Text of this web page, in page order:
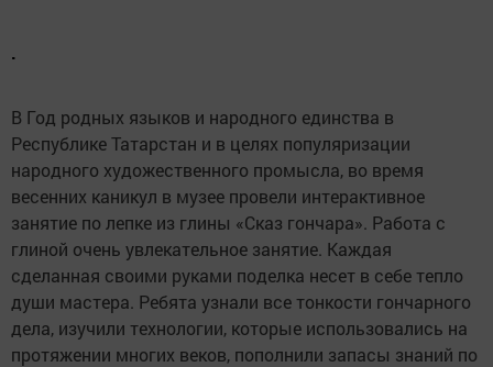
.
В Год родных языков и народного единства в
Республике Татарстан и в целях популяризации
народного художественного промысла, во время
весенних каникул в музее провели интерактивное
занятие по лепке из глины «Сказ гончара». Работа с
глиной очень увлекательное занятие. Каждая
сделанная своими руками поделка несет в себе тепло
души мастера. Ребята узнали все тонкости гончарного
дела, изучили технологии, которые использовались на
протяжении многих веков, пополнили запасы знаний по